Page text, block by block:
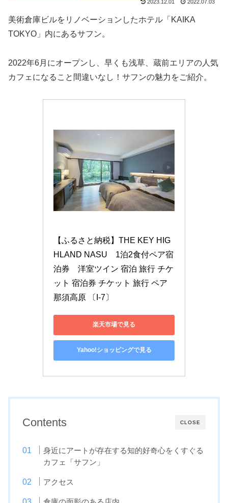
2023.12.01 2022.07.03
美術倉庫ビルをリノベーションしたホテル「KAIKA
TOKYO」内にあるサフン。
2022年6月にオープンし、早くも浅草、蔵前エリアの人気
カフェになること間違いなし！サフンの魅力をご紹介。
【ふるさと納税】THE KEY HIG
HLAND NASU　1泊2食付ペア宿
泊券　洋室ツイン 宿泊 旅行 チケ
ット 宿泊券 チケット 旅行 ペア
那須高原 〔I-7〕
楽天市場で見る
Yahoo!ショッピングで見る
CLOSE
Contents
身近にアートが存在する知的好奇心をくすぐる
カフェ「サフン」
アクセス